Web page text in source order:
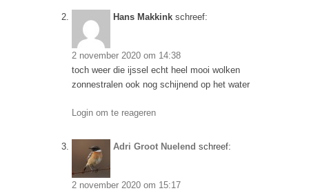
Hans Makkink schreef:
2 november 2020 om 14:38
toch weer die ijssel echt heel mooi wolken
zonnestralen ook nog schijnend op het water
Login om te reageren
Adri Groot Nuelend schreef:
2 november 2020 om 15:17